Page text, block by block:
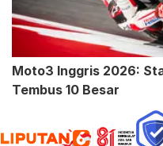
Moto3 Inggris 2026:
Tembus 10 Besar